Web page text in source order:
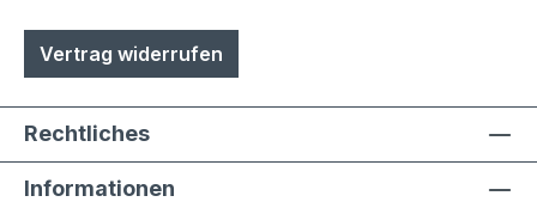
Vertrag widerrufen
Rechtliches
Informationen